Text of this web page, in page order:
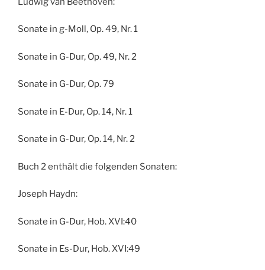
Sonate in g-Moll, Op. 49, Nr. 1
Sonate in G-Dur, Op. 49, Nr. 2
Sonate in G-Dur, Op. 79
Sonate in E-Dur, Op. 14, Nr. 1
Sonate in G-Dur, Op. 14, Nr. 2
Buch 2 enthält die folgenden Sonaten:
Joseph Haydn:
Sonate in G-Dur, Hob. XVI:40
Sonate in Es-Dur, Hob. XVI:49